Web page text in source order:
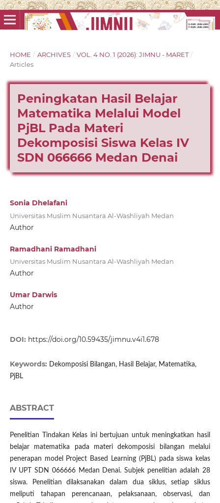
HOME / ARCHIVES / VOL. 4 NO. 1 (2026): JIMNU - MARET /
Articles
Peningkatan Hasil Belajar
Matematika Melalui Model
PjBL Pada Materi
Dekomposisi Siswa Kelas IV
SDN 066666 Medan Denai
Sonia Dhelafani
Universitas Muslim Nusantara Al-Washliyah Medan
Author
Ramadhani Ramadhani
Universitas Muslim Nusantara Al-Washliyah Medan
Author
Umar Darwis
Author
DOI: https://doi.org/10.59435/jimnu.v4i1.678
Keywords: Dekomposisi Bilangan, Hasil Belajar, Matematika,
PjBL
ABSTRACT
Penelitian Tindakan Kelas ini bertujuan untuk meningkatkan hasil
belajar matematika pada materi dekomposisi bilangan melalui
penerapan model Project Based Learning (PjBL) pada siswa kelas
IV UPT SDN 066666 Medan Denai. Subjek penelitian adalah 28
siswa. Penelitian dilaksanakan dalam dua siklus, setiap siklus
meliputi tahapan perencanaan, pelaksanaan, observasi, dan